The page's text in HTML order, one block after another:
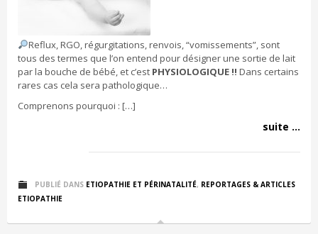
Reflux, RGO, régurgitations, renvois, “vomissements”, sont
tous des termes que l’on entend pour désigner une sortie de lait
par la bouche de bébé, et c’est PHYSIOLOGIQUE !! Dans certains
rares cas cela sera pathologique…
Comprenons pourquoi : […]
suite ...
PUBLIÉ DANS ETIOPATHIE ET PÉRINATALITÉ, REPORTAGES & ARTICLES
ETIOPATHIE